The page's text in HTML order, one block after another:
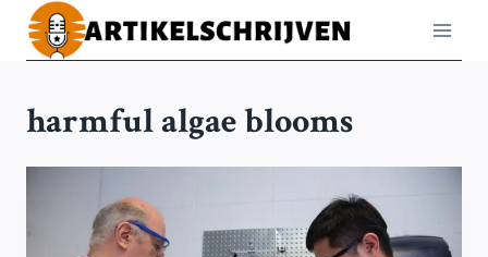
Doorgaan
naar
harmful algae blooms